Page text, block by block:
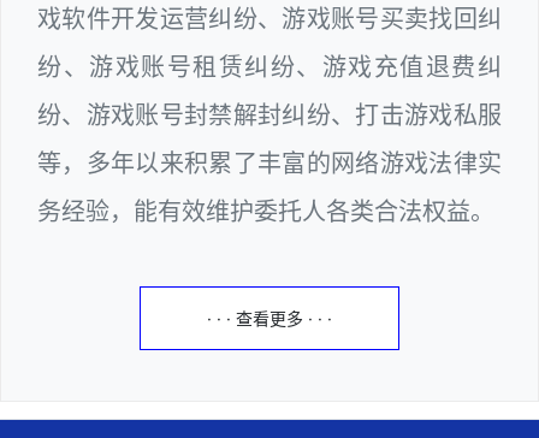
戏软件开发运营纠纷、游戏账号买卖找回纠
纷、游戏账号租赁纠纷、游戏充值退费纠
纷、游戏账号封禁解封纠纷、打击游戏私服
等，多年以来积累了丰富的网络游戏法律实
务经验，能有效维护委托人各类合法权益。
· · · 查看更多 · · ·